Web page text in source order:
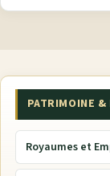
PATRIMOINE &
Royaumes et